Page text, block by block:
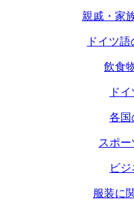
親戚・家
ドイツ
飲食
ド
各国
スポ
ビ
服装に